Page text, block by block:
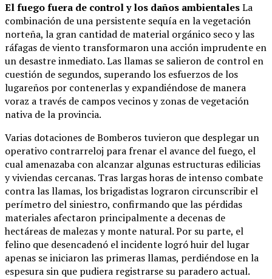
El fuego fuera de control y los daños ambientalesLa
combinación de una persistente sequía en la vegetación
norteña, la gran cantidad de material orgánico seco y las
ráfagas de viento transformaron una acción imprudente en
un desastre inmediato. Las llamas se salieron de control en
cuestión de segundos, superando los esfuerzos de los
lugareños por contenerlas y expandiéndose de manera
voraz a través de campos vecinos y zonas de vegetación
nativa de la provincia.
Varias dotaciones de Bomberos tuvieron que desplegar un
operativo contrarreloj para frenar el avance del fuego, el
cual amenazaba con alcanzar algunas estructuras edilicias
y viviendas cercanas. Tras largas horas de intenso combate
contra las llamas, los brigadistas lograron circunscribir el
perímetro del siniestro, confirmando que las pérdidas
materiales afectaron principalmente a decenas de
hectáreas de malezas y monte natural. Por su parte, el
felino que desencadenó el incidente logró huir del lugar
apenas se iniciaron las primeras llamas, perdiéndose en la
espesura sin que pudiera registrarse su paradero actual.